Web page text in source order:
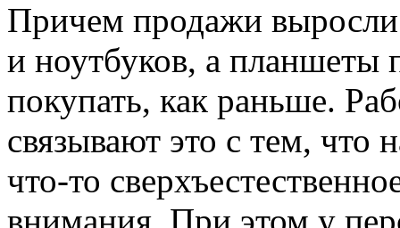
Причем продажи
и ноутбуков, а планшеты
покупать, как раньше.
связывают это с тем, что
что-то